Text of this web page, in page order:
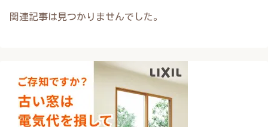
関連記事は見つかりませんでした。